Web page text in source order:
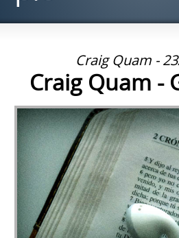
Craig Quam -
Craig Quam -